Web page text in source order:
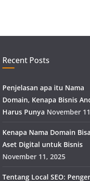
Recent Posts
Penjelasan apa itu Nama
Domain, Kenapa Bisnis
Harus Punya November
Kenapa Nama Domain
Aset Digital untuk Bisnis
November 11, 2025
Tentang Local SEO: